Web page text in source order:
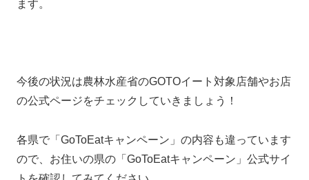
ます。
今後の状況は農林水産省のGOTOイート対象店舗やお店
の公式ページをチェックしていきましょう！
各県で「GoToEatキャンペーン」の内容も違っています
ので、お住いの県の「GoToEatキャンペーン」公式サイ